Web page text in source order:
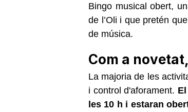
Bingo musical obert,
de l’Oli i que pretén
de música.
Com a
La majoria de les
i control d'aforament.
les 10 h i estaran